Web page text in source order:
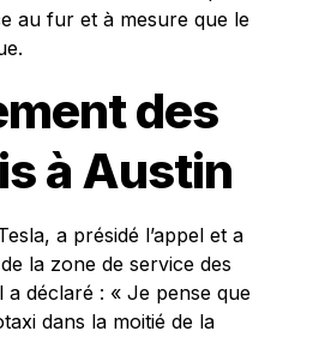
au fur et à mesure que le
des
à Austin
a présidé l’appel et a
la zone de service des
a déclaré : « Je pense que
dans la moitié de la